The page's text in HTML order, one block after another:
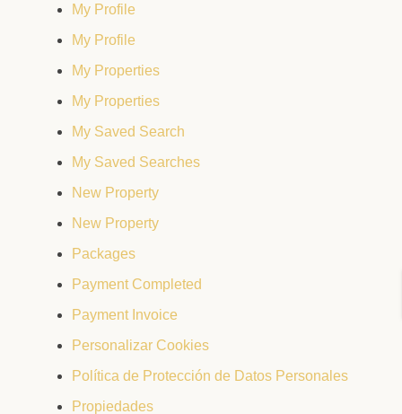
My Profile
My Profile
My Properties
My Properties
My Saved Search
My Saved Searches
New Property
New Property
Packages
Payment Completed
Payment Invoice
Personalizar Cookies
Política de Protección de Datos Personales
Propiedades